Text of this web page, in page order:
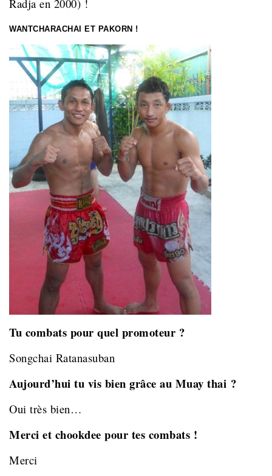
Radja en 2000) !
WANTCHARACHAI ET PAKORN !
Tu combats pour quel promoteur ?
Songchai Ratanasuban
Aujourd’hui tu vis bien grâce au Muay thai ?
Oui très bien…
Merci et chookdee pour tes combats !
Merci